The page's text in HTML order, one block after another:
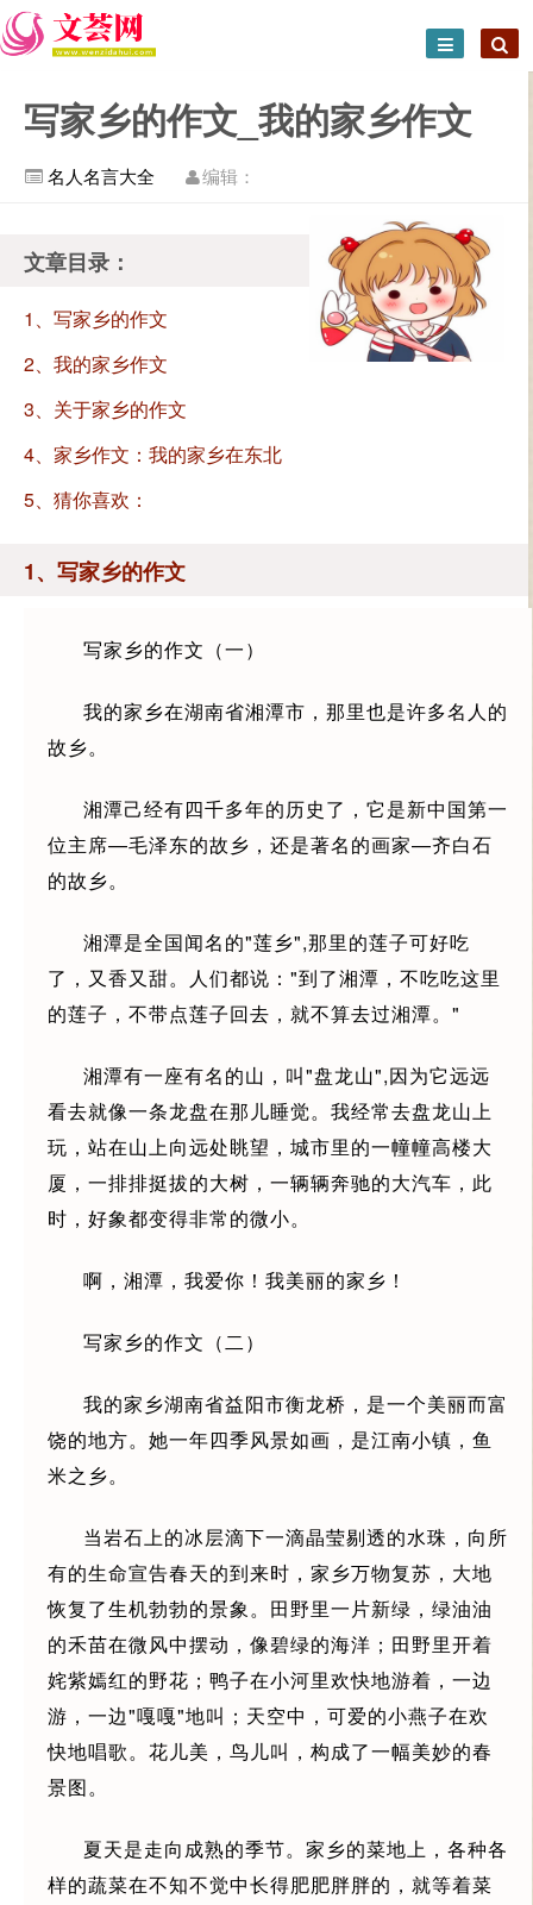
写家乡的作文_我的家乡作文
名人名言大全 编辑：
文章目录：
1、写家乡的作文
2、我的家乡作文
3、关于家乡的作文
4、家乡作文：我的家乡在东北
5、猜你喜欢：
1、写家乡的作文
写家乡的作文（一）
我的家乡在湖南省湘潭市，那里也是许多名人的
故乡。
湘潭己经有四千多年的历史了，它是新中国第一
位主席—毛泽东的故乡，还是著名的画家—齐白石
的故乡。
湘潭是全国闻名的"莲乡",那里的莲子可好吃
了，又香又甜。人们都说："到了湘潭，不吃吃这里
的莲子，不带点莲子回去，就不算去过湘潭。"
湘潭有一座有名的山，叫"盘龙山",因为它远远
看去就像一条龙盘在那儿睡觉。我经常去盘龙山上
玩，站在山上向远处眺望，城市里的一幢幢高楼大
厦，一排排挺拔的大树，一辆辆奔驰的大汽车，此
时，好象都变得非常的微小。
啊，湘潭，我爱你！我美丽的家乡！
写家乡的作文（二）
我的家乡湖南省益阳市衡龙桥，是一个美丽而富
饶的地方。她一年四季风景如画，是江南小镇，鱼
米之乡。
当岩石上的冰层滴下一滴晶莹剔透的水珠，向所
有的生命宣告春天的到来时，家乡万物复苏，大地
恢复了生机勃勃的景象。田野里一片新绿，绿油油
的禾苗在微风中摆动，像碧绿的海洋；田野里开着
姹紫嫣红的野花；鸭子在小河里欢快地游着，一边
游，一边"嘎嘎"地叫；天空中，可爱的小燕子在欢
快地唱歌。花儿美，鸟儿叫，构成了一幅美妙的春
景图。
夏天是走向成熟的季节。家乡的菜地上，各种各
样的蔬菜在不知不觉中长得肥肥胖胖的，就等着菜